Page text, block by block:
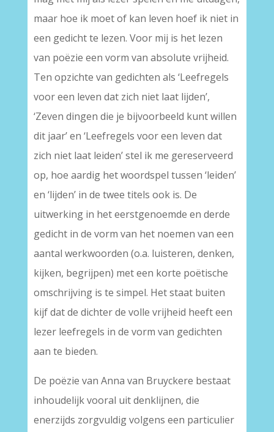
maar hoe ik moet of kan leven hoef ik niet in
een gedicht te lezen. Voor mij is het lezen
van poëzie een vorm van absolute vrijheid.
Ten opzichte van gedichten als ‘Leefregels
voor een leven dat zich niet laat lijden’,
‘Zeven dingen die je bijvoorbeeld kunt willen
dit jaar’ en ‘Leefregels voor een leven dat
zich niet laat leiden’ stel ik me gereserveerd
op, hoe aardig het woordspel tussen ‘leiden’
en ‘lijden’ in de twee titels ook is. De
uitwerking in het eerstgenoemde en derde
gedicht in de vorm van het noemen van een
aantal werkwoorden (o.a. luisteren, denken,
kijken, begrijpen) met een korte poëtische
omschrijving is te simpel. Het staat buiten
kijf dat de dichter de volle vrijheid heeft een
lezer leefregels in de vorm van gedichten
aan te bieden.
De poëzie van Anna van Bruyckere bestaat
inhoudelijk vooral uit denklijnen, die
enerzijds zorgvuldig volgens een particulier